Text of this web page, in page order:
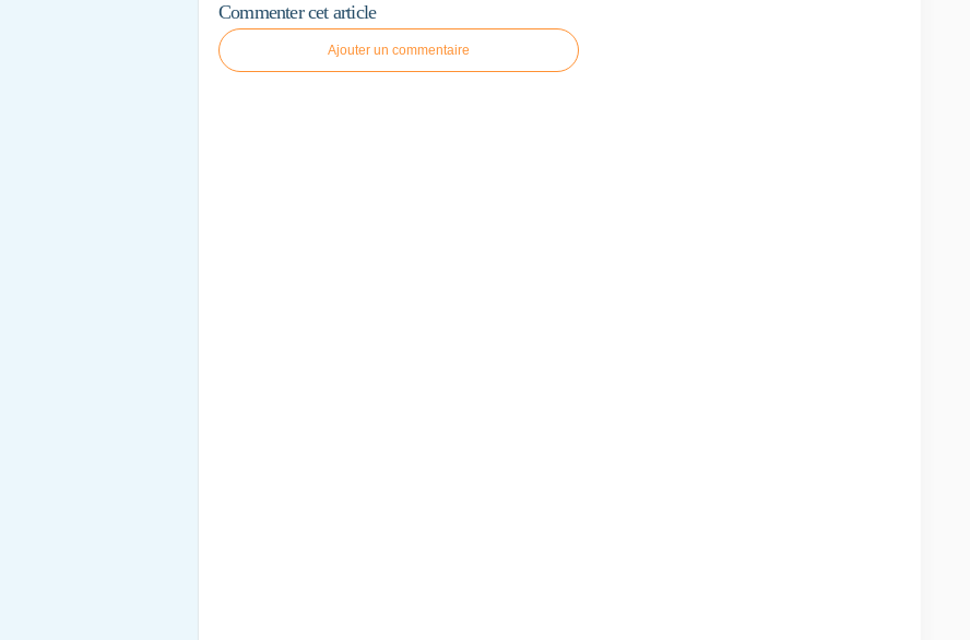
Commenter cet article
Ajouter un commentaire